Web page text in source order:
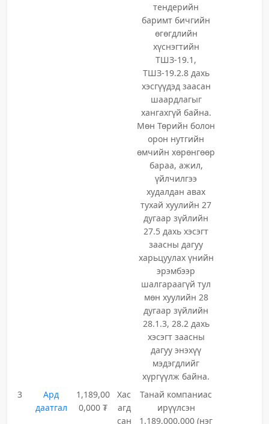
тендерийн
баримт бичгийн
өгөгдлийн
хүснэгтийн
ТШЗ-19.1,
ТШЗ-19.2.8 дахь
хэсгүүдэд заасан
шаардлагыг
хангахгүй байна.
Мөн Төрийн болон
орон нутгийн
өмчийн хөрөнгөөр
бараа, ажил,
үйлчилгээ
худалдан авах
тухай хуулийн 27
дугаар зүйлийн
27.5 дахь хэсэгт
заасны дагуу
харьцуулах үнийн
эрэмбээр
шалгараагүй тул
мөн хуулийн 28
дугаар зүйлийн
28.1.3, 28.2 дахь
хэсэгт заасны
дагуу энэхүү
мэдэгдлийг
хүргүүлж байна.
3
Ард
даатгал
1,189,00
0,000 ₮
Хас
агд
сан
Танай компаниас
ирүүлсэн
1,189,000,000 (нэг